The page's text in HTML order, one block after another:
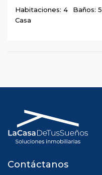
Habitaciones: 4 Baños: 5
Casa
Contáctanos